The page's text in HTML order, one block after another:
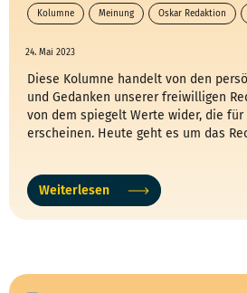
Kolumne Meinung Oskar Redaktion
24. Mai 2023
Diese Kolumne handelt von den
und Gedanken unserer freiwilligen
von dem spiegelt Werte wider, die für
erscheinen. Heute geht es um das
Weiterlesen